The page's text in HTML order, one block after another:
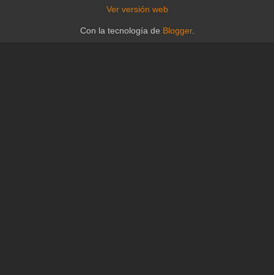
Ver versión web
Con la tecnología de Blogger.